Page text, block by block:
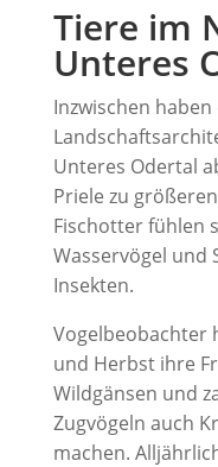
Tiere im
Unteres
Inzwischen
Unteres Odertal
Priele zu
Fischotter fühlen
Wasservögel und
Insekten.
Vogelbeobachter
und Herbst ihre
Wildgänsen und
Zugvögeln auch
machen.